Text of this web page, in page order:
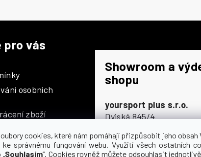
cookies, které nám pomáhají přizpůsobit jeho obsah
správnému fungování webu. Využití všech ostatních
Souhlasím“. Cookies rovněž můžete odsouhlasit
pro vás
osobních
zboží
Showroom a
shopu
yoursport plus s.r.o.
Dyjská 845/4
Po - Čt
9:00 - 16:30